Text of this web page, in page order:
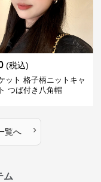
(税込)
ット 格子柄ニットキャ
つば付き八角帽
覧へ ›
ム